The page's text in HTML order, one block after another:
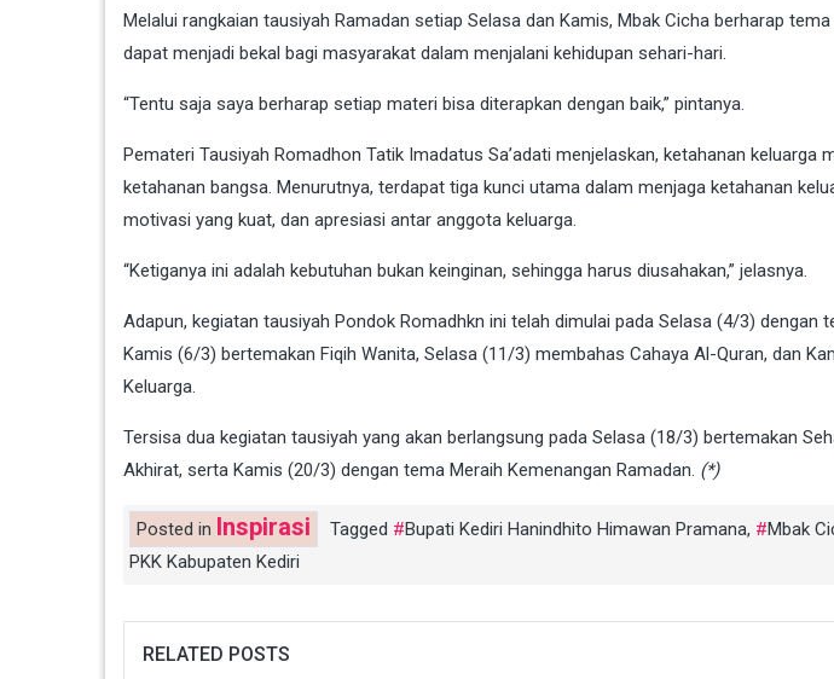
Melalui rangkaian tausiyah Ramadan setiap Selasa dan Kamis, Mbak Cicha berharap
dapat menjadi bekal bagi masyarakat dalam menjalani kehidupan sehari-hari.
“Tentu saja saya berharap setiap materi bisa diterapkan dengan baik,” pintanya.
Pemateri Tausiyah Romadhon Tatik Imadatus Sa’adati menjelaskan, ketahanan keluarga
ketahanan bangsa. Menurutnya, terdapat tiga kunci utama dalam menjaga ketahanan
motivasi yang kuat, dan apresiasi antar anggota keluarga.
“Ketiganya ini adalah kebutuhan bukan keinginan, sehingga harus diusahakan,” jelasnya.
Adapun, kegiatan tausiyah Pondok Romadhkn ini telah dimulai pada Selasa (4/3) dengan
Kamis (6/3) bertemakan Fiqih Wanita, Selasa (11/3) membahas Cahaya Al-Quran, dan
Keluarga.
Tersisa dua kegiatan tausiyah yang akan berlangsung pada Selasa (18/3) bertemakan
Akhirat, serta Kamis (20/3) dengan tema Meraih Kemenangan Ramadan. (*)
Posted in Inspirasi Tagged Bupati Kediri Hanindhito Himawan Pramana, Mbak
PKK Kabupaten Kediri
RELATED POSTS